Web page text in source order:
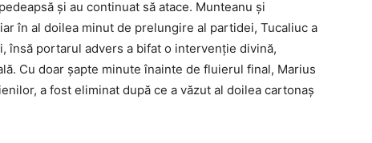
şi au continuat să atace. Munteanu şi
în al doilea minut de prelungire al partidei, Tucaliuc a
însă portarul advers a bifat o intervenţie divină,
Cu doar şapte minute înainte de fluierul final, Marius
a fost eliminat după ce a văzut al doilea cartonaş